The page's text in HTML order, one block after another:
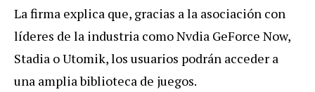
La firma explica que, gracias a la asociación con
líderes de la industria como Nvdia GeForce Now,
Stadia o Utomik, los usuarios podrán acceder a
una amplia biblioteca de juegos.